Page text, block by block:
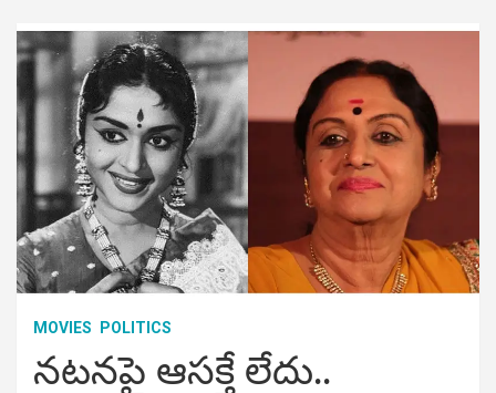
MOVIES POLITICS
నటనపై ఆసక్తే లేదు..